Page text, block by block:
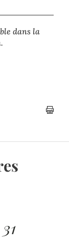
dans la
